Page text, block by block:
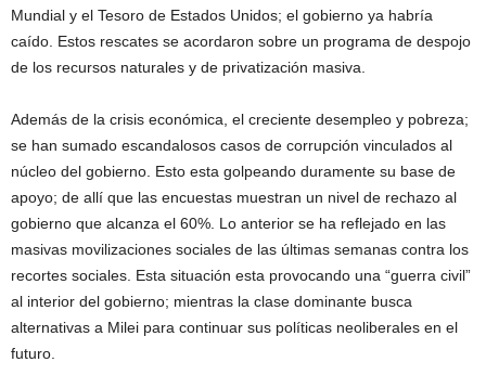
Mundial y el Tesoro de Estados Unidos; el gobierno ya habría
caído. Estos rescates se acordaron sobre un programa de despojo
de los recursos naturales y de privatización masiva.
Además de la crisis económica, el creciente desempleo y pobreza;
se han sumado escandalosos casos de corrupción vinculados al
núcleo del gobierno. Esto esta golpeando duramente su base de
apoyo; de allí que las encuestas muestran un nivel de rechazo al
gobierno que alcanza el 60%. Lo anterior se ha reflejado en las
masivas movilizaciones sociales de las últimas semanas contra los
recortes sociales. Esta situación esta provocando una “guerra civil”
al interior del gobierno; mientras la clase dominante busca
alternativas a Milei para continuar sus políticas neoliberales en el
futuro.